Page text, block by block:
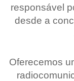
responsável
desde a
Oferecemos